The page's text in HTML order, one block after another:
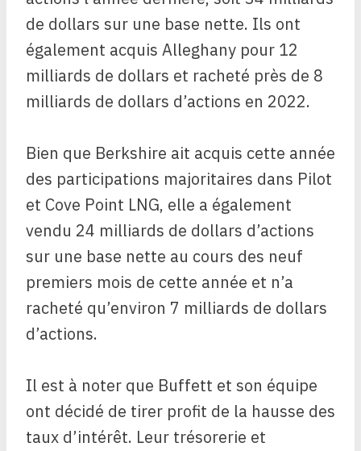
de dollars sur une base nette. Ils ont
également acquis Alleghany pour 12
milliards de dollars et racheté près de 8
milliards de dollars d’actions en 2022.
Bien que Berkshire ait acquis cette année
des participations majoritaires dans Pilot
et Cove Point LNG, elle a également
vendu 24 milliards de dollars d’actions
sur une base nette au cours des neuf
premiers mois de cette année et n’a
racheté qu’environ 7 milliards de dollars
d’actions.
Il est à noter que Buffett et son équipe
ont décidé de tirer profit de la hausse des
taux d’intérêt. Leur trésorerie et